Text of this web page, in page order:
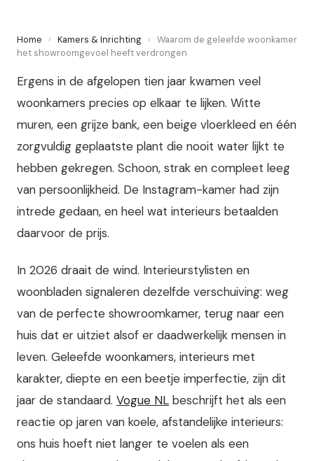
Home › Kamers & Inrichting › Waarom de geleefde woonkamer
het showroomgevoel heeft verdrongen
Ergens in de afgelopen tien jaar kwamen veel
woonkamers precies op elkaar te lijken. Witte
muren, een grijze bank, een beige vloerkleed en één
zorgvuldig geplaatste plant die nooit water lijkt te
hebben gekregen. Schoon, strak en compleet leeg
van persoonlijkheid. De Instagram-kamer had zijn
intrede gedaan, en heel wat interieurs betaalden
daarvoor de prijs.
In 2026 draait de wind. Interieurstylisten en
woonbladen signaleren dezelfde verschuiving: weg
van de perfecte showroomkamer, terug naar een
huis dat er uitziet alsof er daadwerkelijk mensen in
leven. Geleefde woonkamers, interieurs met
karakter, diepte en een beetje imperfectie, zijn dit
jaar de standaard. Vogue NL beschrijft het als een
reactie op jaren van koele, afstandelijke interieurs:
ons huis hoeft niet langer te voelen als een